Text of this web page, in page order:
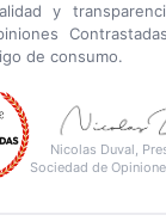
y
de consumo.
Nicolas Duval,
Sociedad de